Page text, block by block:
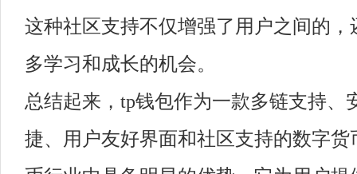
这种社区支持不仅增强了用户之间的，
多学习和成长的机会。
总结起来，tp钱包作为一款多链支持、
捷、用户友好界面和社区支持的数字货